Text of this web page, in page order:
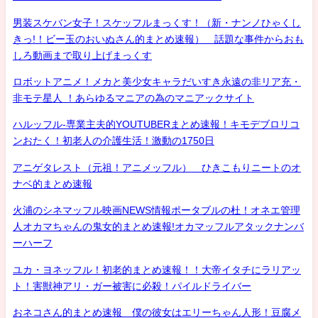
男装スケバン女子！スケッフルまっくす！（新・ナンノひゃくし
きっ!！ビー玉のおいぬさん的まとめ速報） 話題な事件からおも
しろ動画まで取り上げまっくす
ロボットアニメ！メカと美少女キャラだいすき永遠の非リア充・
非モテ星人 ！あらゆるマニアの為のマニアックサイト
ハルッフル-専業主夫的YOUTUBERまとめ速報！キモデブロリコ
ンおたく！初老人の介護生活！激動の1750日
アニゲタレスト（元祖！アニメッフル） ひきこもりニートのオ
ナベ的まとめ速報
火浦のシネマッフル映画NEWS情報ポータブルの杜！オネエ管理
人オカマちゃんの鬼女的まとめ速報!オカマッフルアタックナンバ
ーハーフ
ユカ・ヨネッフル！初老的まとめ速報！！大帝イタチにラリアッ
ト！害獣神アリ・ガー被害に必殺！パイルドライバー
おネコさん的まとめ速報 僕の彼女はエリーちゃん人形！豆腐メ